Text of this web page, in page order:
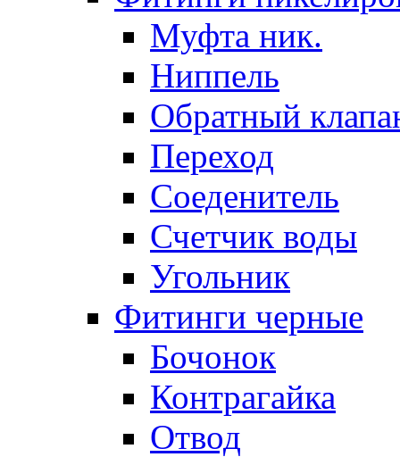
Муфта ник.
Ниппель
Обратный
Переход
Соеденитель
Счетчик воды
Угольник
Фитинги черные
Бочонок
Контрагайка
Отвод